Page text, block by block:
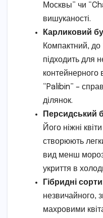
Москвы” чи
вишуканості.
Карликовий
Компактний, до
підходить для
“Palibin” –
ділянок.
Персидський
Його ніжні
створюють
вид менш
укриття в
Гібридні
незвичайного,
махровими